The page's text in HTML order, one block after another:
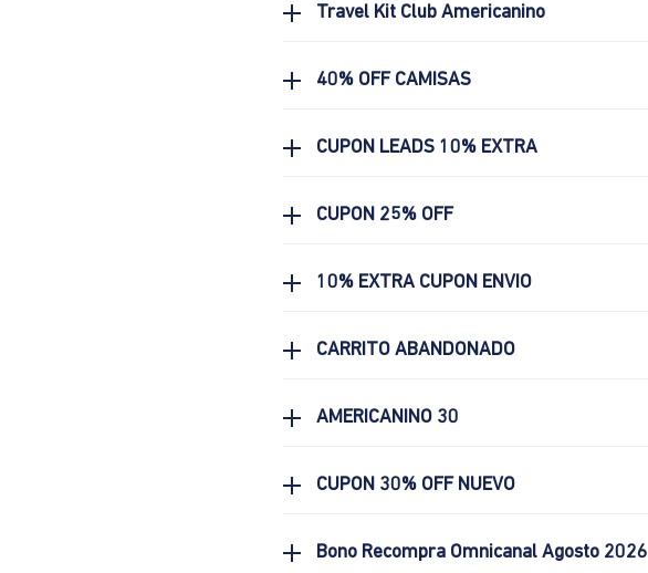
Travel Kit Club Americanino
40% OFF CAMISAS
CUPON LEADS 10% EXTRA
CUPON 25% OFF
10% EXTRA CUPON ENVIO
CARRITO ABANDONADO
AMERICANINO 30
CUPON 30% OFF NUEVO
Bono Recompra Omnicanal Agosto 2026